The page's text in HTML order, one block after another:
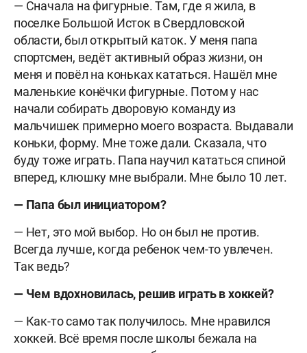
— Сначала на фигурные. Там, где я жила, в
поселке Большой Исток в Свердловской
области, был открытый каток. У меня папа
спортсмен, ведёт активный образ жизни, он
меня и повёл на коньках кататься. Нашёл мне
маленькие конёчки фигурные. Потом у нас
начали собирать дворовую команду из
мальчишек примерно моего возраста. Выдавали
коньки, форму. Мне тоже дали. Сказала, что
буду тоже играть. Папа научил кататься спиной
вперед, клюшку мне выбрали. Мне было 10 лет.
— Папа был инициатором?
— Нет, это мой выбор. Но он был не против.
Всегда лучше, когда ребенок чем-то увлечен.
Так ведь?
— Чем вдохновилась, решив играть в хоккей?
— Как-то само так получилось. Мне нравился
хоккей. Всё время после школы бежала на